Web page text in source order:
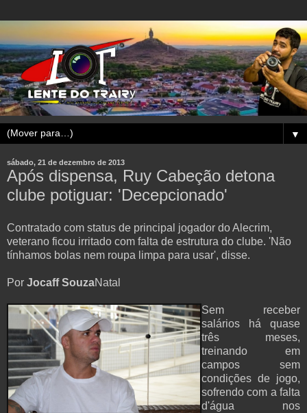
▼
sábado, 21 de dezembro de 2013
Após dispensa, Ruy Cabeção detona
clube potiguar: 'Decepcionado'
Contratado com status de principal jogador do Alecrim,
veterano ficou irritado com falta de estrutura do clube. 'Não
tínhamos bolas nem roupa limpa para usar', disse.
Por Jocaff SouzaNatal
Sem receber
salários há quase
três meses,
treinando em
campos sem
condições de jogo,
sofrendo com a falta
d'água nos